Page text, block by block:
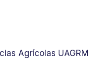
Agrícolas UAGRM